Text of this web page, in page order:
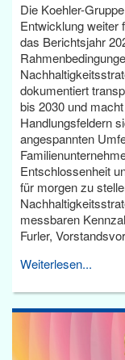
Die Koehler-
Entwicklung weiter
das Berichtsjahr
dokumentiert
bis 2030 und
Handlungsfeldern
angespannten
Entschlossenheit
für morgen zu
messbaren
Furler,
Weiterlesen...